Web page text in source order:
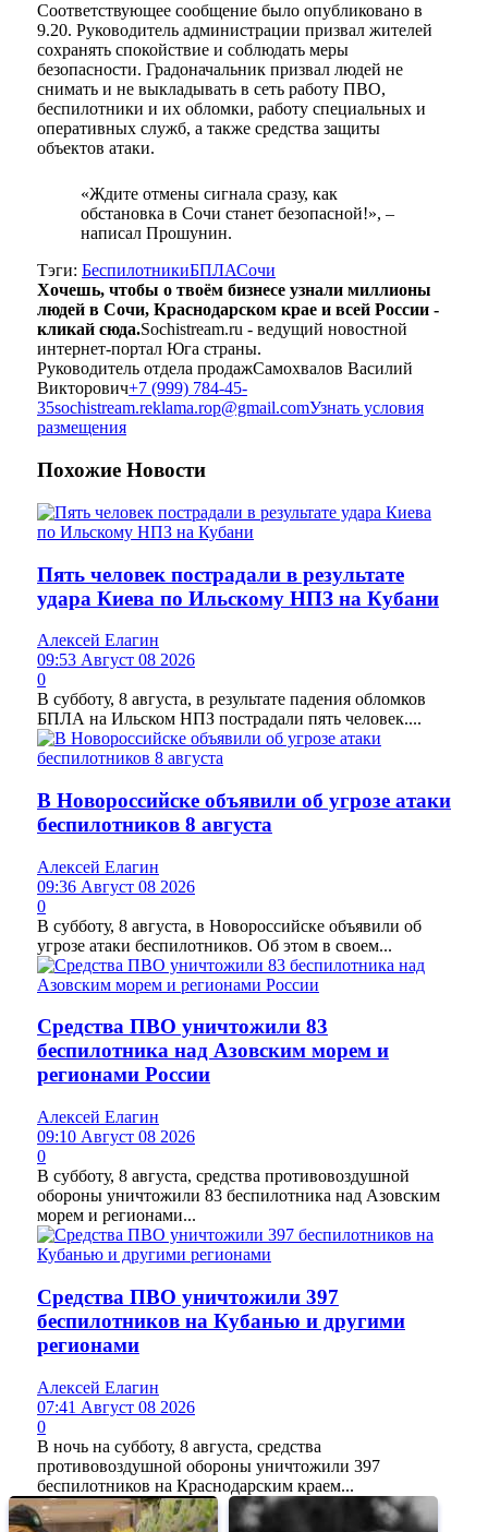
Соответствующее сообщение было опубликовано в
9.20. Руководитель администрации призвал жителей
сохранять спокойствие и соблюдать меры
безопасности. Градоначальник призвал людей не
снимать и не выкладывать в сеть работу ПВО,
беспилотники и их обломки, работу специальных и
оперативных служб, а также средства защиты
объектов атаки.
«Ждите отмены сигнала сразу, как
обстановка в Сочи станет безопасной!», –
написал Прошунин.
Тэги: БеспилотникиБПЛАСочи
Хочешь, чтобы о твоём бизнесе узнали миллионы
людей в Сочи, Краснодарском крае и всей России -
кликай сюда.Sochistream.ru - ведущий новостной
интернет-портал Юга страны.
Руководитель отдела продажСамохвалов Василий
Викторович+7 (999) 784-45-
35sochistream.reklama.rop@gmail.comУзнать условия
размещения
Похожие Новости
Пять человек пострадали в результате
удара Киева по Ильскому НПЗ на Кубани
Алексей Елагин
09:53 Август 08 2026
0
В субботу, 8 августа, в результате падения обломков
БПЛА на Ильском НПЗ пострадали пять человек....
В Новороссийске объявили об угрозе атаки
беспилотников 8 августа
Алексей Елагин
09:36 Август 08 2026
0
В субботу, 8 августа, в Новороссийске объявили об
угрозе атаки беспилотников. Об этом в своем...
Средства ПВО уничтожили 83
беспилотника над Азовским морем и
регионами России
Алексей Елагин
09:10 Август 08 2026
0
В субботу, 8 августа, средства противовоздушной
обороны уничтожили 83 беспилотника над Азовским
морем и регионами...
Средства ПВО уничтожили 397
беспилотников на Кубанью и другими
регионами
Алексей Елагин
07:41 Август 08 2026
0
В ночь на субботу, 8 августа, средства
противовоздушной обороны уничтожили 397
беспилотников на Краснодарским краем...